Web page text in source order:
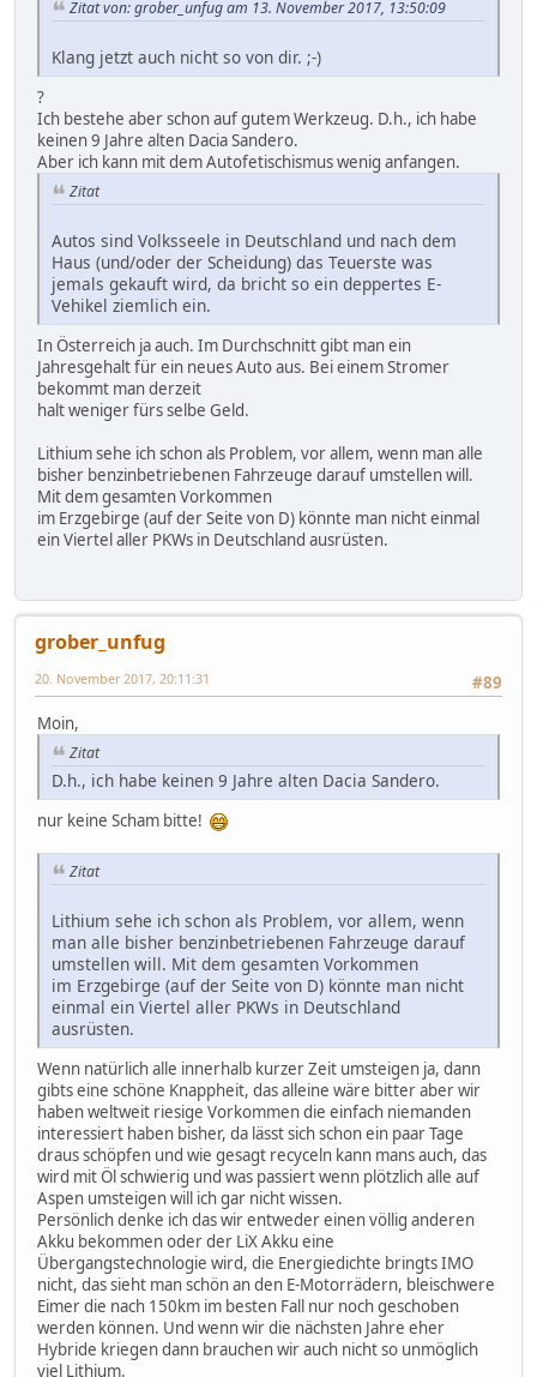
Zitat von: grober_unfug am 13. November 2017, 13:50:09
Klang jetzt auch nicht so von dir. ;-)
?
Ich bestehe aber schon auf gutem Werkzeug. D.h., ich habe
keinen 9 Jahre alten Dacia Sandero.
Aber ich kann mit dem Autofetischismus wenig anfangen.
Zitat
Autos sind Volksseele in Deutschland und nach dem
Haus (und/oder der Scheidung) das Teuerste was
jemals gekauft wird, da bricht so ein deppertes E-
Vehikel ziemlich ein.
In Österreich ja auch. Im Durchschnitt gibt man ein
Jahresgehalt für ein neues Auto aus. Bei einem Stromer
bekommt man derzeit
halt weniger fürs selbe Geld.
Lithium sehe ich schon als Problem, vor allem, wenn man alle
bisher benzinbetriebenen Fahrzeuge darauf umstellen will.
Mit dem gesamten Vorkommen
im Erzgebirge (auf der Seite von D) könnte man nicht einmal
ein Viertel aller PKWs in Deutschland ausrüsten.
grober_unfug
#89
20. November 2017, 20:11:31
Moin,
Zitat
D.h., ich habe keinen 9 Jahre alten Dacia Sandero.
nur keine Scham bitte!
Zitat
Lithium sehe ich schon als Problem, vor allem, wenn
man alle bisher benzinbetriebenen Fahrzeuge darauf
umstellen will. Mit dem gesamten Vorkommen
im Erzgebirge (auf der Seite von D) könnte man nicht
einmal ein Viertel aller PKWs in Deutschland
ausrüsten.
Wenn natürlich alle innerhalb kurzer Zeit umsteigen ja, dann
gibts eine schöne Knappheit, das alleine wäre bitter aber wir
haben weltweit riesige Vorkommen die einfach niemanden
interessiert haben bisher, da lässt sich schon ein paar Tage
draus schöpfen und wie gesagt recyceln kann mans auch, das
wird mit Öl schwierig und was passiert wenn plötzlich alle auf
Aspen umsteigen will ich gar nicht wissen.
Persönlich denke ich das wir entweder einen völlig anderen
Akku bekommen oder der LiX Akku eine
Übergangstechnologie wird, die Energiedichte bringts IMO
nicht, das sieht man schön an den E-Motorrädern, bleischwere
Eimer die nach 150km im besten Fall nur noch geschoben
werden können. Und wenn wir die nächsten Jahre eher
Hybride kriegen dann brauchen wir auch nicht so unmöglich
viel Lithium.